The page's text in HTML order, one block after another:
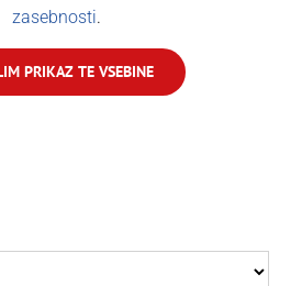
zasebnosti.
PRIKAZ TE VSEBINE